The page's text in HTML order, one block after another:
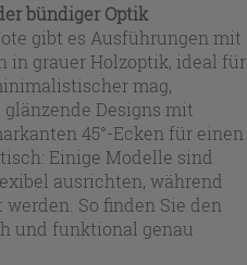
bündiger Optik
gibt es Ausführungen mit
in grauer Holzoptik, ideal für
mag,
Designs mit
45°-Ecken für einen
Einige Modelle sind
ausrichten, während
So finden Sie den
und funktional genau